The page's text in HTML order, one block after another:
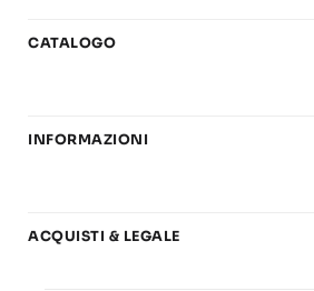
CATALOGO
Chitarra
Basi play-along
INFORMAZIONI
Carta del Docente
ACQUISTI & LEGALE